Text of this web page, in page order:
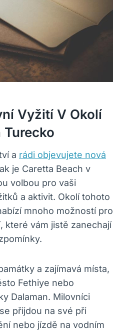
Vyžití V Okolí
Turecko
a rádi objevujete nová
je Caretta Beach v
volbou pro vaši
a aktivit. Okolí tohoto
mnoho možností pro
které vám jistě zanechají
a zajímavá místa,
Fethiye nebo
Dalaman. Milovníci
přijdou na své při
nebo jízdě na vodním